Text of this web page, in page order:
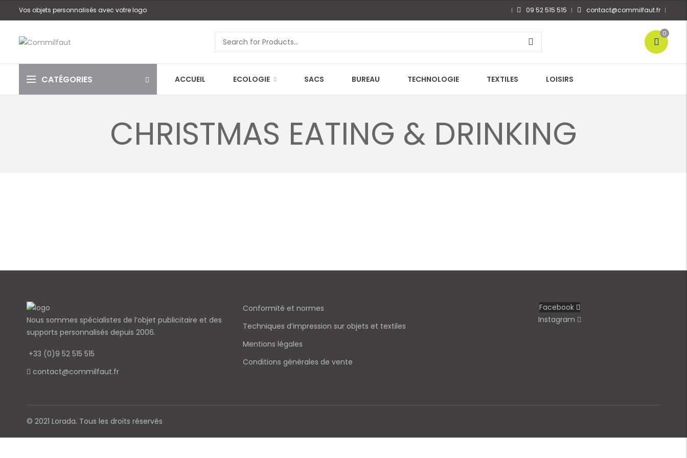
Vos objets personnalisés avec votre logo 09 52 515 515 contact@commilfaut.fr
0
CATÉGORIES ACCUEIL ECOLOGIE SACS BUREAU TECHNOLOGIE TEXTILES LOISIRS
CHRISTMAS EATING & DRINKING
Nous sommes spécialistes de l’objet publicitaire et des
supports personnalisés depuis 2006.
+33 (0)9 52 515 515
contact@commilfaut.fr
Conformité et normes
Techniques d’impression sur objets et textiles
Mentions légales
Conditions générales de vente
Facebook
Instagram
© 2021 Lorada. Tous les droits réservés